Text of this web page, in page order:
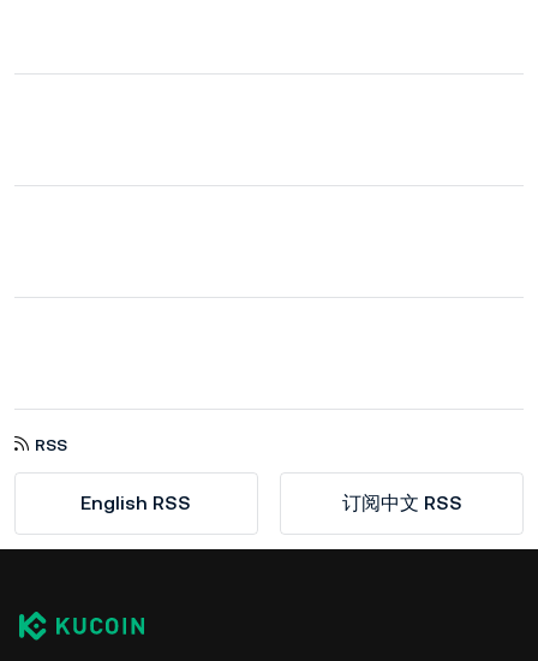
RSS
English RSS 订阅中文 RSS